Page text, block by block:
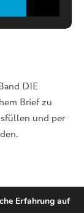
DIE
Brief zu
und per
Erfahrung auf